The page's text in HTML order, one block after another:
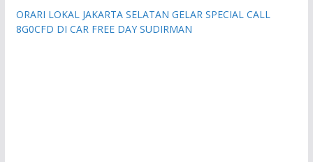
ORARI LOKAL JAKARTA SELATAN GELAR SPECIAL CALL
8G0CFD DI CAR FREE DAY SUDIRMAN